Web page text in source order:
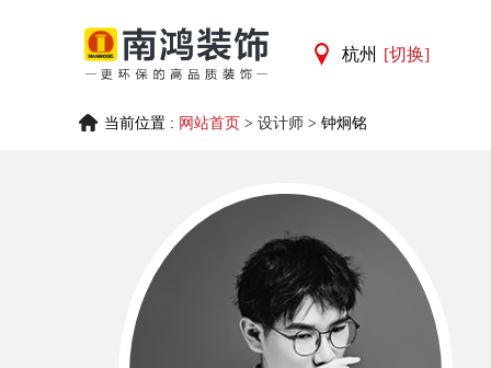
杭州 [切换]
宁波
当前位置 : 网站首页 > 设计师 > 钟炯铭